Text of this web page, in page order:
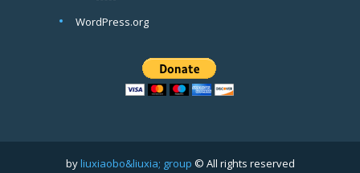
WordPress.org
byliuxiaobo&liuxia; group © All rights reserved